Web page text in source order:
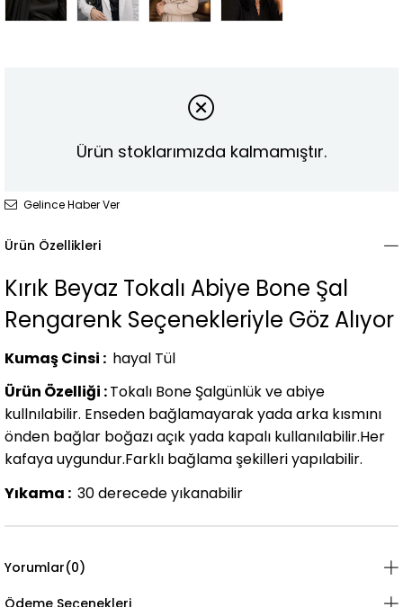
Ürün stoklarımızda kalmamıştır.
Gelince Haber Ver
Ürün Özellikleri
Kırık Beyaz Tokalı Abiye Bone Şal
Rengarenk Seçenekleriyle Göz Alıyor
Kumaş Cinsi : hayal Tül
Ürün Özelliği :Tokalı Bone Şalgünlük ve abiye
kullnılabilir. Enseden bağlamayarak yada arka kısmını
önden bağlar boğazı açık yada kapalı kullanılabilir.Her
kafaya uygundur.Farklı bağlama şekilleri yapılabilir.
Yıkama : 30 derecede yıkanabilir
Yorumlar(0)